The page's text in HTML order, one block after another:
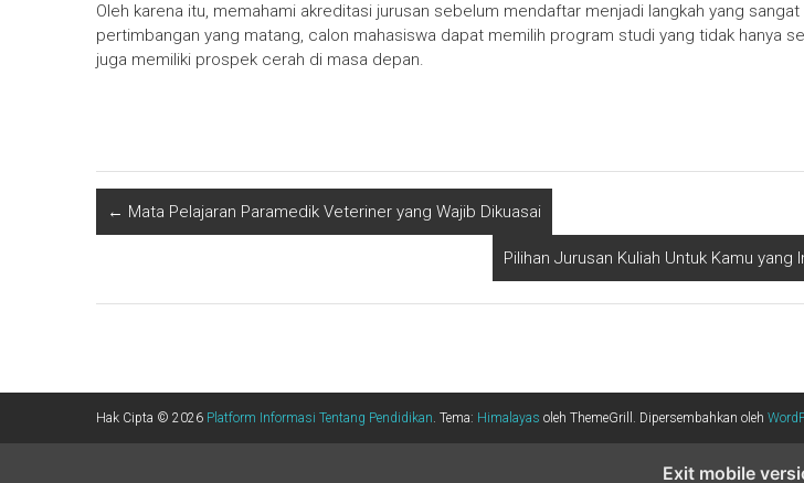
Oleh karena itu, memahami akreditasi jurusan sebelum mendaftar menjadi langkah yang
pertimbangan yang matang, calon mahasiswa dapat memilih program studi yang tidak hanya
juga memiliki prospek cerah di masa depan.
← Mata Pelajaran Paramedik Veteriner yang Wajib Dikuasai
Pilihan Jurusan Kuliah Untuk Kamu yang
Hak Cipta © 2026 Platform Informasi Tentang Pendidikan. Tema: Himalayas oleh ThemeGrill. Dipersembahkan oleh
Exit mobile